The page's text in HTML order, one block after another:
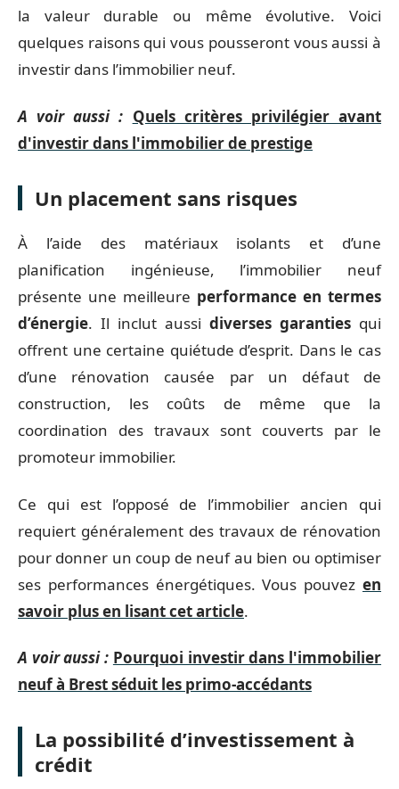
la valeur durable ou même évolutive. Voici
quelques raisons qui vous pousseront vous aussi à
investir dans l’immobilier neuf.
A voir aussi : Quels critères privilégier avant
d'investir dans l'immobilier de prestige
Un placement sans risques
À l’aide des matériaux isolants et d’une
planification ingénieuse, l’immobilier neuf
présente une meilleure performance en termes
d’énergie. Il inclut aussi diverses garanties qui
offrent une certaine quiétude d’esprit. Dans le cas
d’une rénovation causée par un défaut de
construction, les coûts de même que la
coordination des travaux sont couverts par le
promoteur immobilier.
Ce qui est l’opposé de l’immobilier ancien qui
requiert généralement des travaux de rénovation
pour donner un coup de neuf au bien ou optimiser
ses performances énergétiques. Vous pouvez en
savoir plus en lisant cet article.
A voir aussi : Pourquoi investir dans l'immobilier
neuf à Brest séduit les primo-accédants
La possibilité d’investissement à
crédit